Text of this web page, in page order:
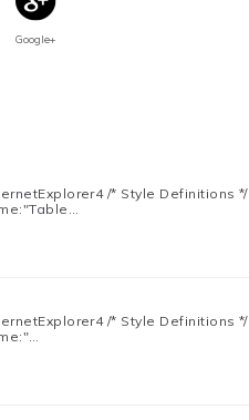
Google+
/* Style Definitions */
/* Style Definitions */